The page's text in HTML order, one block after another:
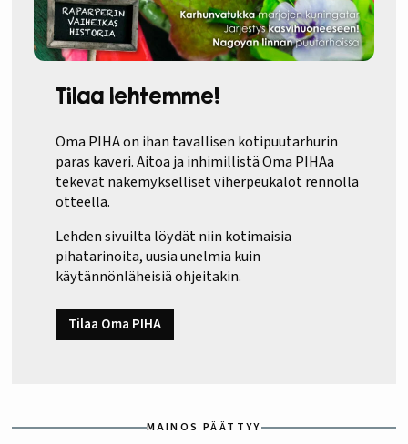
Tilaa lehtemme!
Oma PIHA on ihan tavallisen kotipuutarhurin
paras kaveri. Aitoa ja inhimillistä Oma PIHAa
tekevät näkemykselliset viherpeukalot rennolla
otteella.
Lehden sivuilta löydät niin kotimaisia
pihatarinoita, uusia unelmia kuin
käytännönläheisiä ohjeitakin.
Tilaa Oma PIHA
MAINOS PÄÄTTYY